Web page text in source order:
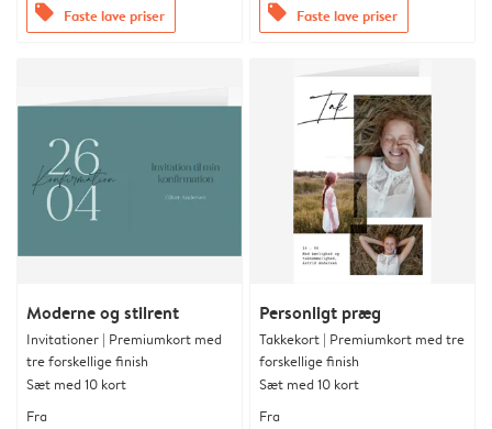
offers Faste lave priser offers Faste lave priser
Moderne og stilrent
Invitationer | Premiumkort med
tre forskellige finish
Sæt med 10 kort
Fra
Personligt præg
Takkekort | Premiumkort med tre
forskellige finish
Sæt med 10 kort
Fra